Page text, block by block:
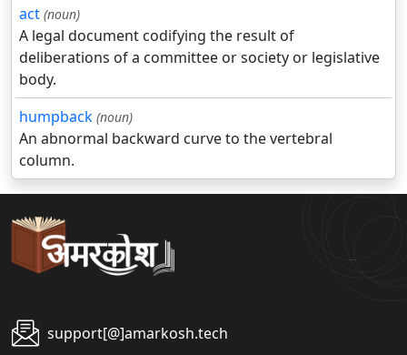
act (noun)
A legal document codifying the result of
deliberations of a committee or society or legislative
body.
humpback (noun)
An abnormal backward curve to the vertebral
column.
support[@]amarkosh.tech